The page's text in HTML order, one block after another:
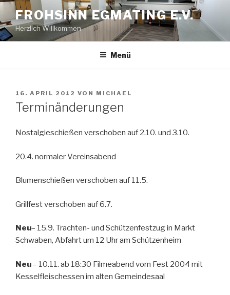
Zum
Inhalt
springen
FROHSINN EGMATING E.V.
Herzlich Willkommen
Menü
VERÖFFENTLICHT
AM
16. APRIL 2012 VON MICHAEL
Terminänderungen
Nostalgieschießen verschoben auf 2.10. und 3.10.
20.4. normaler Vereinsabend
Blumenschießen verschoben auf 11.5.
Grillfest verschoben auf 6.7.
Neu– 15.9. Trachten- und Schützenfestzug in Markt
Schwaben, Abfahrt um 12 Uhr am Schützenheim
Neu– 10.11. ab 18:30 Filmeabend vom Fest 2004 mit
Kesselfleischessen im alten Gemeindesaal